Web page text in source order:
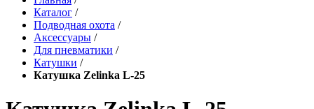
Каталог /
Подводная охота /
Аксессуары /
Для пневматики /
Катушки /
Катушка Zelinka L-25